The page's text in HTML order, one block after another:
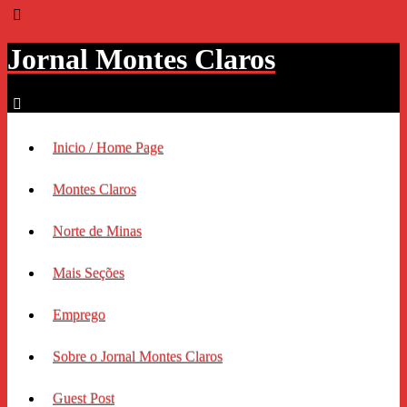
Jornal Montes Claros
Inicio / Home Page
Montes Claros
Norte de Minas
Mais Seções
Emprego
Sobre o Jornal Montes Claros
Guest Post